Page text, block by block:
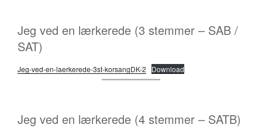
Jeg ved en lærkerede (3 stemmer – SAB /
SAT)
Jeg-ved-en-laerkerede-3st-korsangDK-2 Download
Jeg ved en lærkerede (4 stemmer – SATB)